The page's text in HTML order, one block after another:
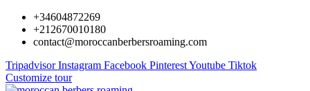
+34604872269
+212670010180
contact@moroccanberbersroaming.com
Tripadvisor Instagram Facebook PinterestYoutube Tiktok
Customize tour